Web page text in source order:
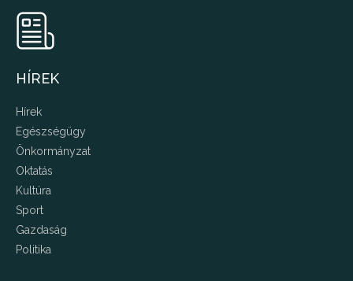
HÍREK
Hírek
Egészségügy
Önkormányzat
Oktatás
Kultúra
Sport
Gazdaság
Politika